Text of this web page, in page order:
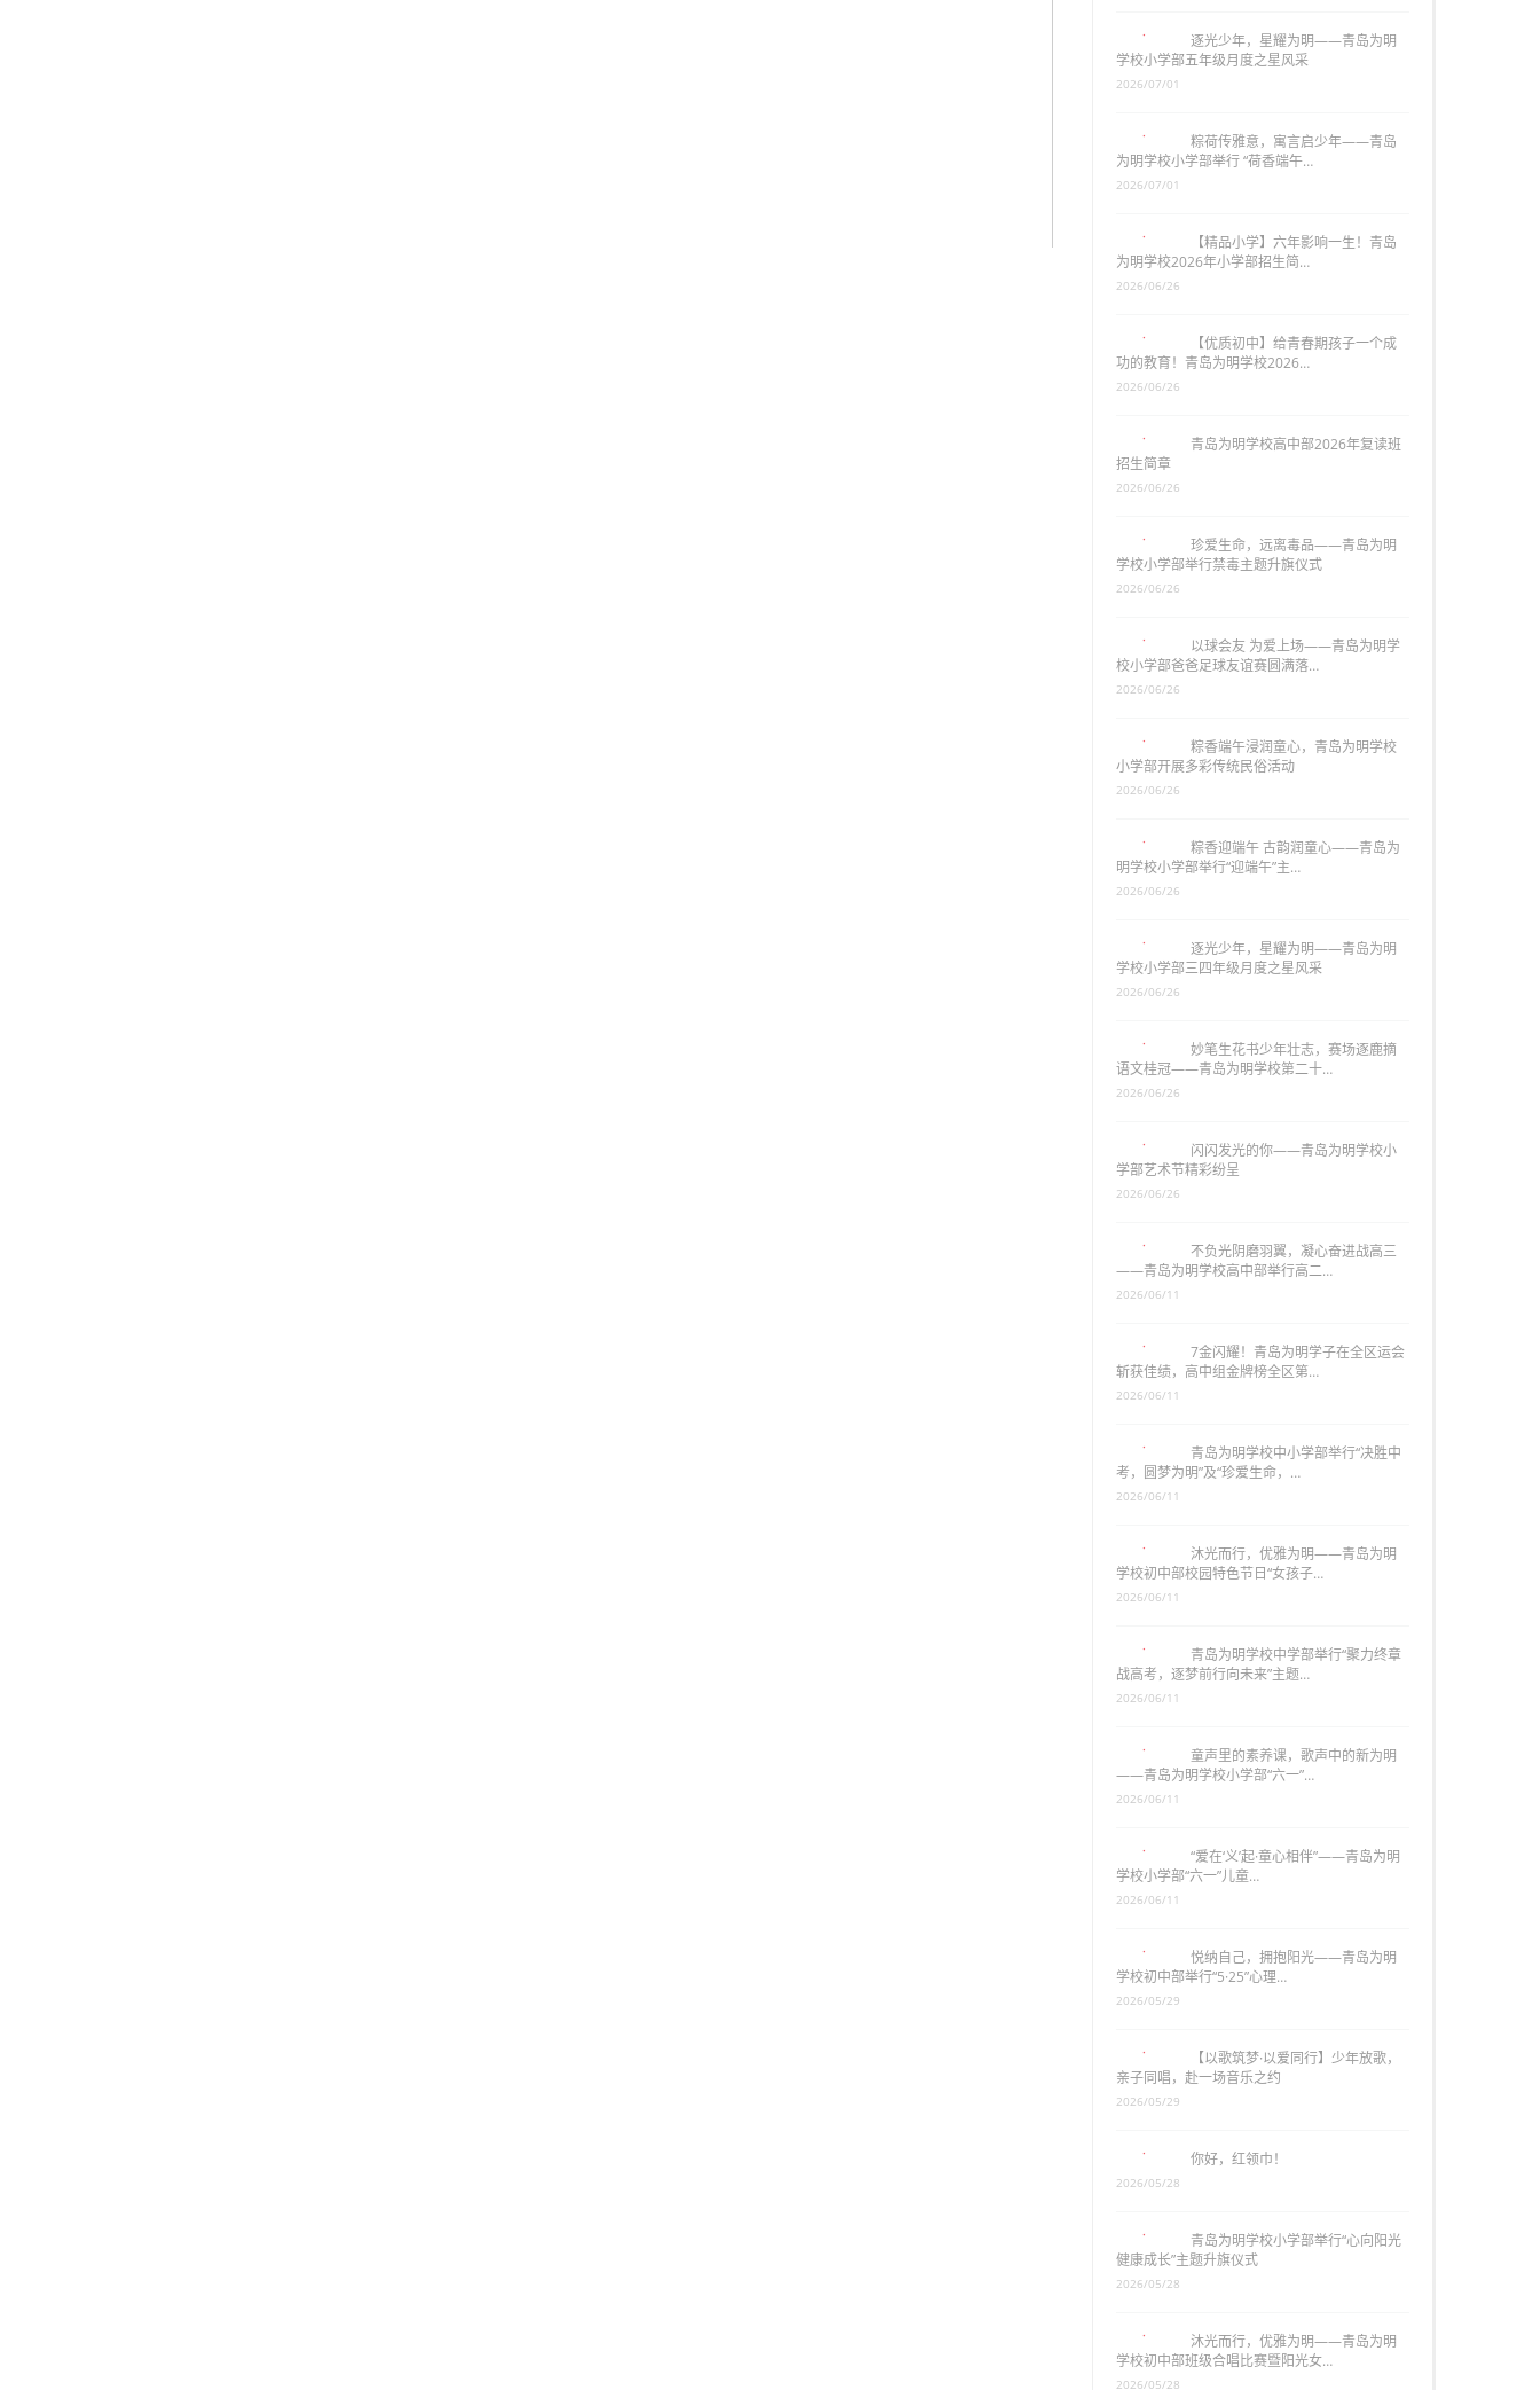
逐光少年，星耀为明——青岛为明
学校小学部五年级月度之星风采
粽荷传雅意，寓言启少年——青岛
为明学校小学部举行 “荷香端午…
【精品小学】六年影响一生！青岛
为明学校2026年小学部招生简…
【优质初中】给青春期孩子一个成
功的教育！青岛为明学校2026…
2026/06/26
青岛为明学校高中部2026年复读班
珍爱生命，远离毒品——青岛为明
学校小学部举行禁毒主题升旗仪式
2026/06/26
以球会友 为爱上场——青岛为明学
校小学部爸爸足球友谊赛圆满落…
2026/06/26
粽香端午浸润童心，青岛为明学校
小学部开展多彩传统民俗活动
2026/06/26
粽香迎端午 古韵润童心——青岛为
明学校小学部举行“迎端午”主…
逐光少年，星耀为明——青岛为明
学校小学部三四年级月度之星风采
妙笔生花书少年壮志，赛场逐鹿摘
语文桂冠——青岛为明学校第二十…
2026/06/26
闪闪发光的你——青岛为明学校小
学部艺术节精彩纷呈
2026/06/26
不负光阴磨羽翼，凝心奋进战高三
——青岛为明学校高中部举行高二…
2026/06/11
7金闪耀！青岛为明学子在全区运会
斩获佳绩，高中组金牌榜全区第…
2026/06/11
青岛为明学校中小学部举行“决胜中
考，圆梦为明”及“珍爱生命，…
2026/06/11
沐光而行，优雅为明——青岛为明
学校初中部校园特色节日“女孩子…
2026/06/11
青岛为明学校中学部举行“聚力终章
战高考，逐梦前行向未来”主题…
2026/06/11
童声里的素养课，歌声中的新为明
——青岛为明学校小学部“六一”…
2026/06/11
“爱在‘义’起·童心相伴”——青岛为明
学校小学部“六一”儿童…
2026/06/11
悦纳自己，拥抱阳光——青岛为明
学校初中部举行“5·25”心理…
2026/05/29
【以歌筑梦·以爱同行】少年放歌，
亲子同唱，赴一场音乐之约
2026/05/29
你好，红领巾！
2026/05/28
青岛为明学校小学部举行“心向阳光
健康成长”主题升旗仪式
2026/05/28
沐光而行，优雅为明——青岛为明
学校初中部班级合唱比赛暨阳光女…
2026/05/28